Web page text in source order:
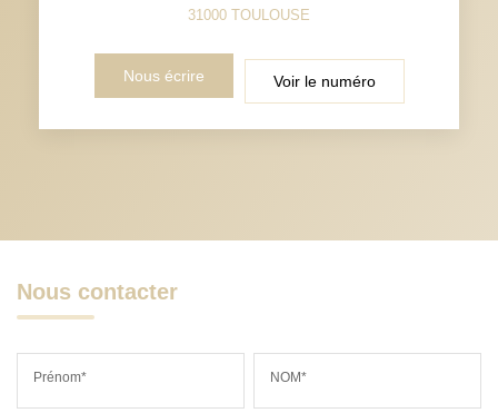
31000 TOULOUSE
Nous écrire Voir le numéro
Nous contacter
Prénom* NOM*